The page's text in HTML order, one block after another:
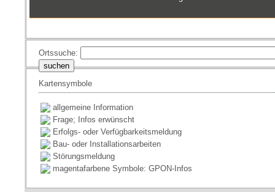
Ortssuche:
Kartensymbole
allgemeine Information
Frage; Infos erwünscht
Erfolgs- oder Verfügbarkeitsmeldung
Bau- oder Installationsarbeiten
Störungsmeldung
magentafarbene Symbole: GPON-Infos